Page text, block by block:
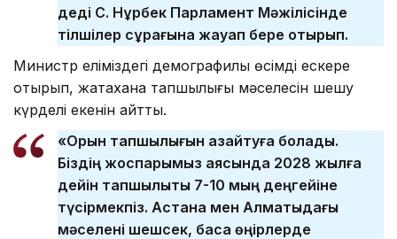
деді С. Нұрбек Парламент Мәжілісінде
тілшілер сұрағына жауап бере отырып.
Министр еліміздегі демографилық өсімді ескере
отырып, жатақхана тапшылығы мәселесін шешу
күрделі екенін айтты.
«Орын тапшылығын азайтуға болады.
Біздің жоспарымыз аясында 2028 жылға
дейін тапшылықты 7-10 мың деңгейіне
түсірмекпіз. Астана мен Алматыдағы
мәселені шешсек, басқа өңірлерде